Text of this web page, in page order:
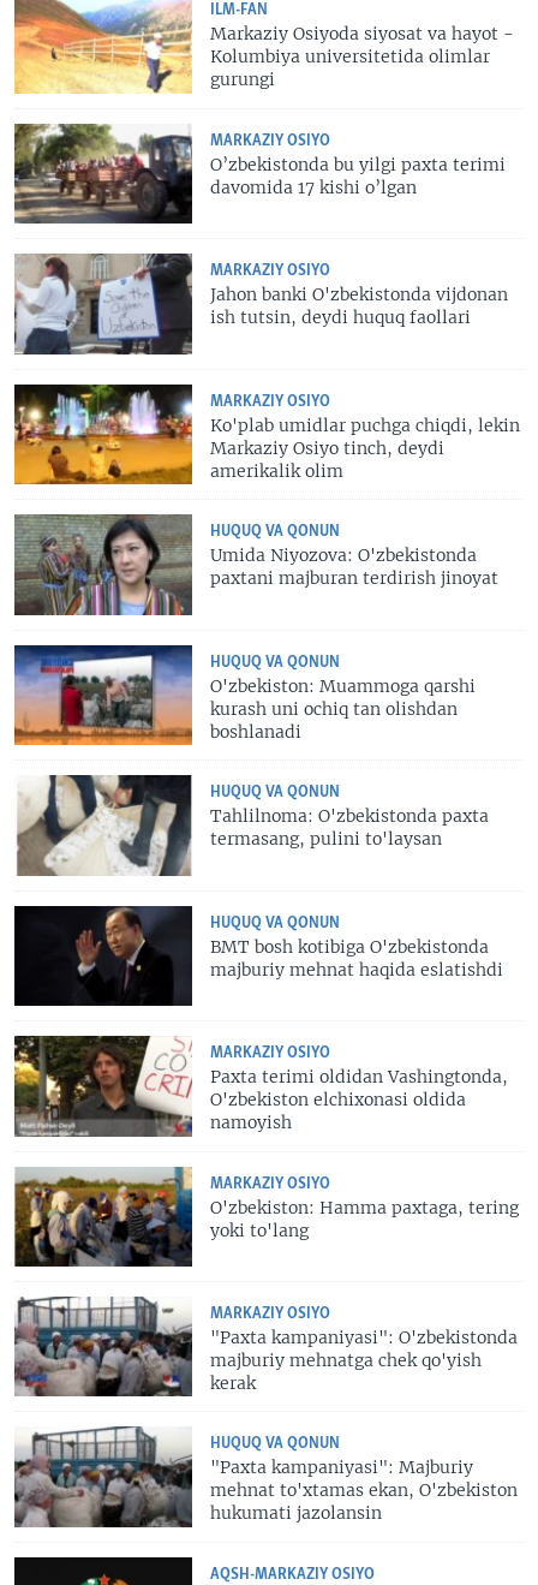
ILM-FAN
Markaziy Osiyoda siyosat va hayot -
Kolumbiya universitetida olimlar
gurungi
MARKAZIY OSIYO
O’zbekistonda bu yilgi paxta terimi
davomida 17 kishi o’lgan
MARKAZIY OSIYO
Jahon banki O'zbekistonda vijdonan
ish tutsin, deydi huquq faollari
MARKAZIY OSIYO
Ko'plab umidlar puchga chiqdi, lekin
Markaziy Osiyo tinch, deydi
amerikalik olim
HUQUQ VA QONUN
Umida Niyozova: O'zbekistonda
paxtani majburan terdirish jinoyat
HUQUQ VA QONUN
O'zbekiston: Muammoga qarshi
kurash uni ochiq tan olishdan
boshlanadi
HUQUQ VA QONUN
Tahlilnoma: O'zbekistonda paxta
termasang, pulini to'laysan
HUQUQ VA QONUN
BMT bosh kotibiga O'zbekistonda
majburiy mehnat haqida eslatishdi
MARKAZIY OSIYO
Paxta terimi oldidan Vashingtonda,
O'zbekiston elchixonasi oldida
namoyish
MARKAZIY OSIYO
O'zbekiston: Hamma paxtaga, tering
yoki to'lang
MARKAZIY OSIYO
"Paxta kampaniyasi": O'zbekistonda
majburiy mehnatga chek qo'yish
kerak
HUQUQ VA QONUN
"Paxta kampaniyasi": Majburiy
mehnat to'xtamas ekan, O'zbekiston
hukumati jazolansin
AQSH-MARKAZIY OSIYO